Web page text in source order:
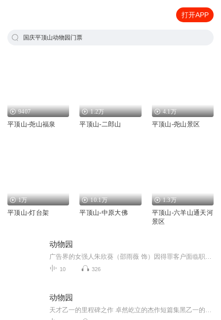
打开APP
国庆平顶山动物园门票
9407
平顶山-尧山福泉
1.2万
平顶山-二郎山
4.1万
平顶山-尧山景区
1万
平顶山-灯台架
10.1万
平顶山-中原大佛
1.3万
平顶山-六羊山通天河
景区
动物园
10 326
动物园